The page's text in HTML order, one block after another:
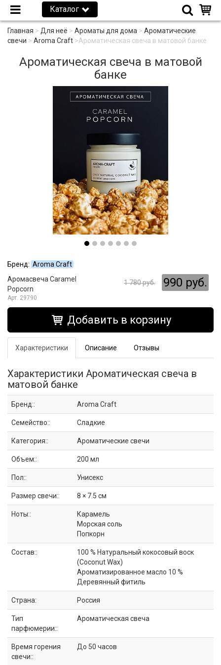
Каталог
Главная > Для неё > Ароматы для дома > Ароматические
свечи > Aroma Craft >Ароматическая свеча в матовой банке
Ароматическая свеча в матовой
банке
Бренд: Aroma Craft
Аромасвеча Caramel
Popcorn
29790
1 780 руб. 990 руб.
Добавить в корзину
Характеристики Описание Отзывы
Характеристики Ароматическая свеча в
матовой банке
Бренд:: Aroma Craft
Семейство:: Сладкие
Категория:: Ароматические свечи
Объем:: 200 мл
Пол:: Унисекс
Размер свечи:: 8 × 7.5 см
Ноты::
Карамель
Морская соль
Попкорн
Состав::
100 % Натуральный кокосовый воск
(Coconut Wax)
Ароматизированное масло 10 %
Деревянный фитиль
Страна: Россия
Тип
парфюмерии::
Ароматическая свеча
Время горения
свечи::
До 50 часов